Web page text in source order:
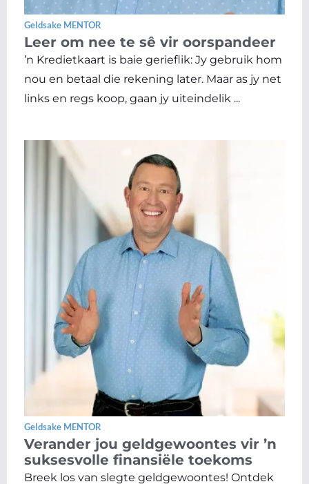
Geldsake MENTOR
Leer om nee te sê vir oorspandeer
’n Kredietkaart is baie gerieflik: Jy gebruik hom
nou en betaal die rekening later. Maar as jy net
links en regs koop, gaan jy uiteindelik ...
Geldsake MENTOR
Verander jou geldgewoontes vir ’n
suksesvolle finansiële toekoms
Breek los van slegte geldgewoontes! Ontdek